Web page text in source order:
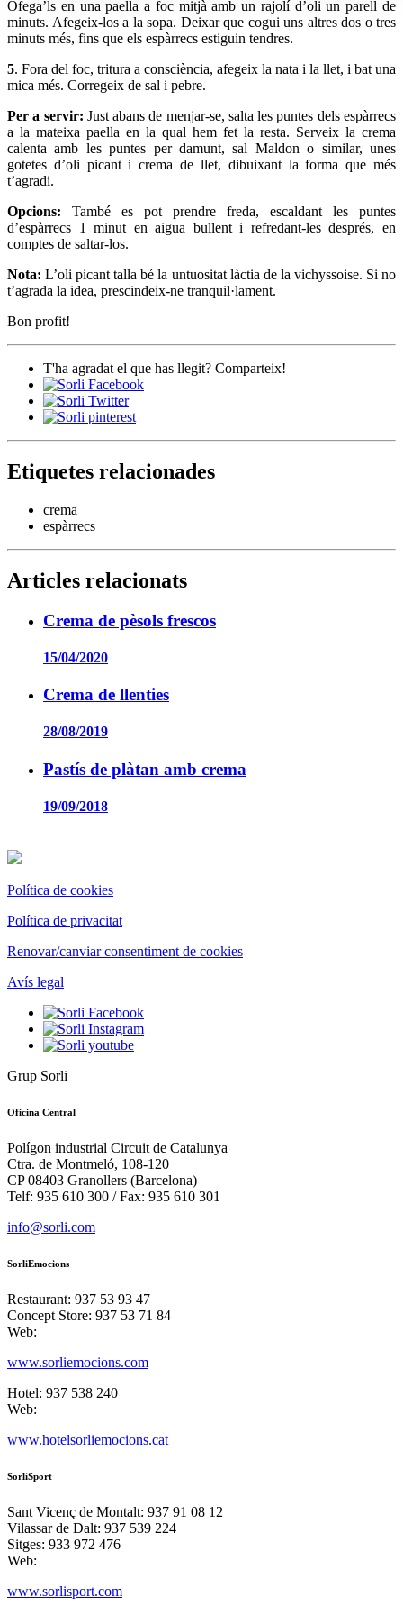
Ofega’ls en una paella a foc mitjà amb un rajolí d’oli un parell de
minuts. Afegeix-los a la sopa. Deixar que cogui uns altres dos o tres
minuts més, fins que els espàrrecs estiguin tendres.
5. Fora del foc, tritura a consciència, afegeix la nata i la llet, i bat una
mica més. Corregeix de sal i pebre.
Per a servir: Just abans de menjar-se, salta les puntes dels espàrrecs
a la mateixa paella en la qual hem fet la resta. Serveix la crema
calenta amb les puntes per damunt, sal Maldon o similar, unes
gotetes d’oli picant i crema de llet, dibuixant la forma que més
t’agradi.
Opcions: També es pot prendre freda, escaldant les puntes
d’espàrrecs 1 minut en aigua bullent i refredant-les després, en
comptes de saltar-los.
Nota: L’oli picant talla bé la untuositat làctia de la vichyssoise. Si no
t’agrada la idea, prescindeix-ne tranquil·lament.
Bon profit!
T'ha agradat el que has llegit? Comparteix!
Etiquetes relacionades
crema
espàrrecs
Articles relacionats
Crema de pèsols frescos
15/04/2020
Crema de llenties
28/08/2019
Pastís de plàtan amb crema
19/09/2018
Política de cookies
Política de privacitat
Renovar/canviar consentiment de cookies
Avís legal
Grup Sorli
Oficina Central
Polígon industrial Circuit de Catalunya
Ctra. de Montmeló, 108-120
CP 08403 Granollers (Barcelona)
Telf: 935 610 300 / Fax: 935 610 301
info@sorli.com
SorliEmocions
Restaurant: 937 53 93 47
Concept Store: 937 53 71 84
Web:
www.sorliemocions.com
Hotel: 937 538 240
Web:
www.hotelsorliemocions.cat
SorliSport
Sant Vicenç de Montalt: 937 91 08 12
Vilassar de Dalt: 937 539 224
Sitges: 933 972 476
Web:
www.sorlisport.com